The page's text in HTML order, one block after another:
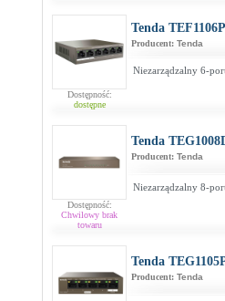
Dostępność:
dostępne
Tenda
Producent: Tenda
Niezarządzalny 6-
Dostępność:
Chwilowy brak
towaru
Tenda
Producent: Tenda
Niezarządzalny 8-
Tenda
Producent: Tenda